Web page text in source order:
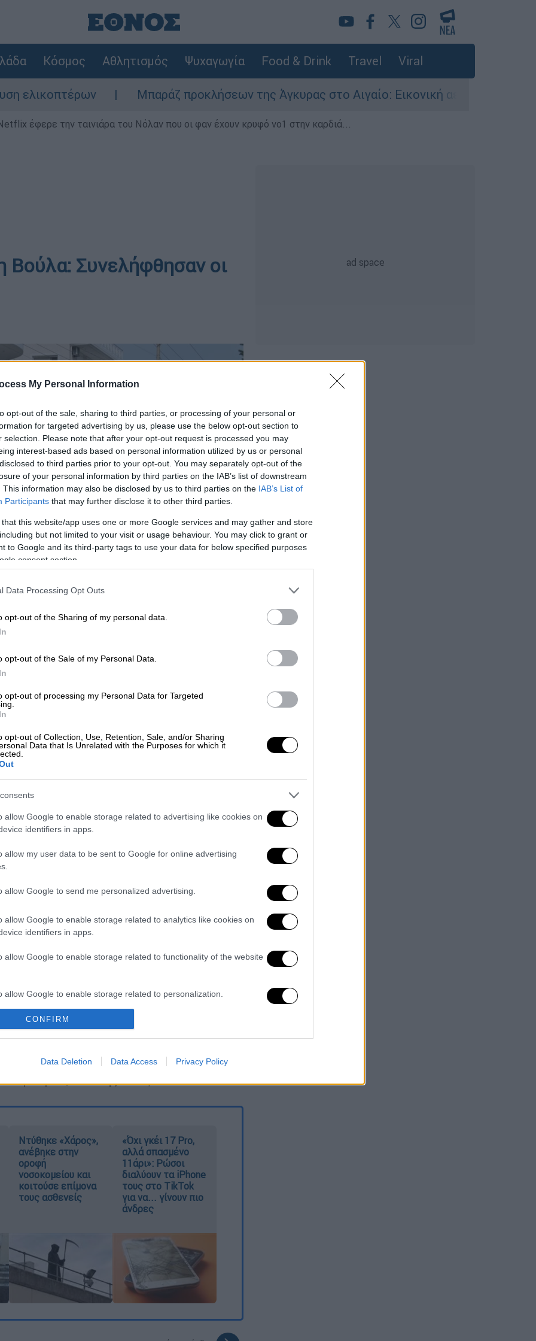
My Personal Information
opt-out of the sale, sharing to third parties, or processing of your personal or
for targeted advertising by us, please use the below opt-out section to
selection. Please note that after your opt-out request is processed you may
interest-based ads based on personal information utilized by us or personal
to third parties prior to your opt-out. You may separately opt-out of the
of your personal information by third parties on the IAB’s list of downstream
This information may also be disclosed by us to third parties on the IAB’s List of
Participants that may further disclose it to other third parties.
that this website/app uses one or more Google services and may gather and store
but not limited to your visit or usage behaviour. You may click to grant or
to Google and its third-party tags to use your data for below specified purposes
consent section.
Data Processing Opt Outs
opt-out of the Sharing of my personal data.
opt-out of the Sale of my Personal Data.
opt-out of processing my Personal Data for Targeted
opt-out of Collection, Use, Retention, Sale, and/or Sharing
Data that Is Unrelated with the Purposes for which it
allow Google to enable storage related to advertising like cookies on
identifiers in apps.
allow my user data to be sent to Google for online advertising
allow Google to send me personalized advertising.
allow Google to enable storage related to analytics like cookies on
identifiers in apps.
allow Google to enable storage related to functionality of the website
allow Google to enable storage related to personalization.
allow Google to enable storage related to security, including
CONFIRM
Data Deletion Data Access Privacy Policy
Κόσμος Αθλητισμός Ψυχαγωγία Food & Drink Travel Viral
Μπαράζ προκλήσεων της Άγκυρας στο Αιγαίο: Εικονική αερομαχία ανάμεσα σε
έφερε την ταινιάρα του Νόλαν που οι φαν έχουν κρυφό νο1 στην καρδιά...
Βούλα: Συνελήφθησαν οι
το ΕΘΝΟΣ στη Google
στη
και πνευματικά»: Συγκλονίζει
πρότασης για το Μάτι
στις 09:00, στην οδό Ερμού, σε υπό
χειριζόταν εξωτερικά γερανό
υλικών, όταν ο
τάσης.
όχημα στο Νοσοκομείο «Ασκληπιείο»
γιατρών,
Ντύθηκε «Χάρος»,
ανέβηκε στην
οροφή
νοσοκομείου και
κοιτούσε επίμονα
τους ασθενείς
«Όχι γκέι 17 Pro,
αλλά σπασμένο
11άρι»: Ρώσοι
διαλύουν τα iPhone
τους στο TikTok
για να... γίνουν πιο
άνδρες